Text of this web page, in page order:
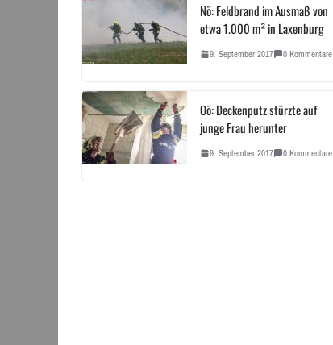
Nö: Feldbrand im Ausmaß von
etwa 1.000 m² in Laxenburg
9. September 2017 0 Kommentare
Oö: Deckenputz stürzte auf
junge Frau herunter
9. September 2017 0 Kommentare